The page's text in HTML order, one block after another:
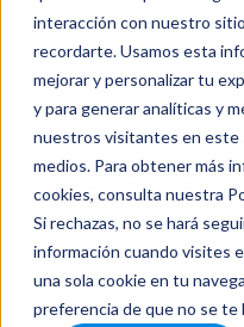
interacción con nuestro
recordarte. Usamos esta
mejorar y personalizar tu
y para generar analíticas y
nuestros visitantes en este
medios. Para obtener más
cookies, consulta nuestra
Si rechazas, no se hará
información cuando visites
una sola cookie en tu
preferencia de que no se te
Impacto
2026-05-19